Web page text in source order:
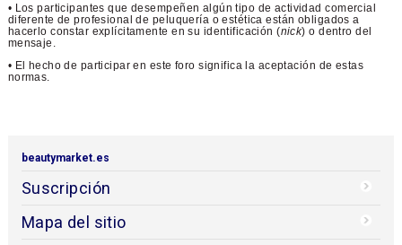
• Los participantes que desempeñen algún tipo de actividad comercial
diferente de profesional de peluquería o estética están obligados a
hacerlo constar explícitamente en su identificación (nick) o dentro del
mensaje.
• El hecho de participar en este foro significa la aceptación de estas
normas.
beautymarket.es
Suscripción
Mapa del sitio